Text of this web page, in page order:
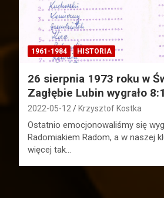
1961-1984 HISTORIA
26 sierpnia 1973 roku w
Zagłębie Lubin wygrało 8:1
2022-05-12 Krzysztof Kostka
Ostatnio emocjonowaliśmy się
Radomiakiem Radom, a w naszej
więcej tak…